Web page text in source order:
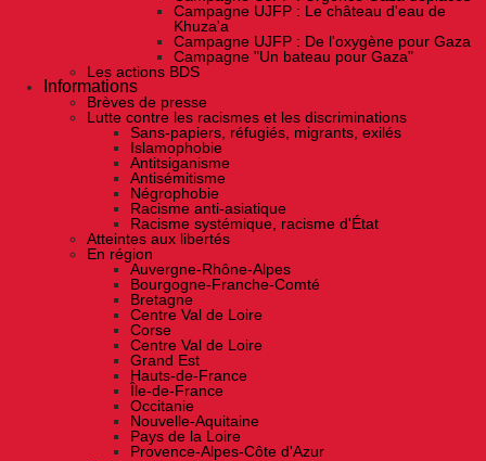
Campagne UJFP : Le château d'eau de
Khuza'a
Campagne UJFP : De l'oxygène pour Gaza
Campagne "Un bateau pour Gaza"
Les actions BDS
Informations
Brèves de presse
Lutte contre les racismes et les discriminations
Sans-papiers, réfugiés, migrants, exilés
Islamophobie
Antitsiganisme
Antisémitisme
Négrophobie
Racisme anti-asiatique
Racisme systémique, racisme d'État
Atteintes aux libertés
En région
Auvergne-Rhône-Alpes
Bourgogne-Franche-Comté
Bretagne
Centre Val de Loire
Corse
Centre Val de Loire
Grand Est
Hauts-de-France
Île-de-France
Occitanie
Nouvelle-Aquitaine
Pays de la Loire
Provence-Alpes-Côte d'Azur